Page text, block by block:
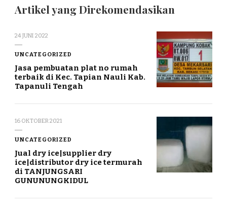
Artikel yang Direkomendasikan
24 JUNI 2022
UNCATEGORIZED
Jasa pembuatan plat no rumah
terbaik di Kec. Tapian Nauli Kab.
Tapanuli Tengah
16 OKTOBER 2021
UNCATEGORIZED
Jual dry ice|supplier dry
ice|distributor dry ice termurah
di TANJUNGSARI
GUNUNUNGKIDUL